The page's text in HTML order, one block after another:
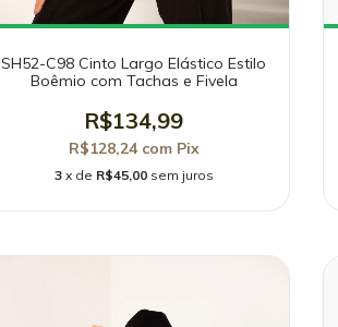
SH52-C98 Cinto Largo Elástico Estilo
Boêmio com Tachas e Fivela
R$134,99
R$128,24 com Pix
3 x de R$45,00 sem juros